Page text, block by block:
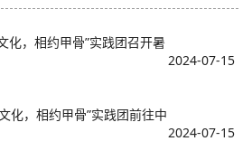
化，相约甲骨”实践团召开暑
2024-07-15
化，相约甲骨”实践团前往中
2024-07-15